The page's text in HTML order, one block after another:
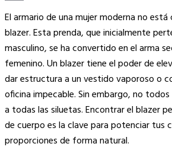
Copy
Link
El armario de una mujer moderna no
blazer. Esta prenda, que inicialmente
masculino, se ha convertido en el arma
femenino. Un blazer tiene el poder de
dar estructura a un vestido vaporoso o
oficina impecable. Sin embargo, no
a todas las siluetas. Encontrar el blazer
de cuerpo es la clave para potenciar tus
proporciones de forma natural.